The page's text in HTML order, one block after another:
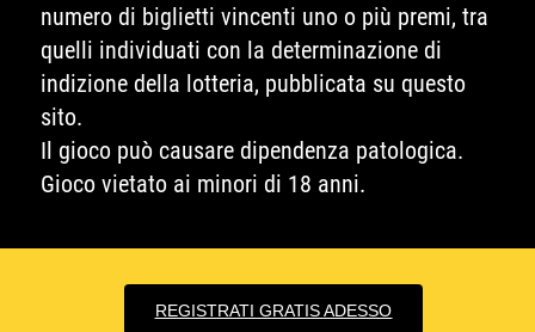
numero di biglietti vincenti uno o più premi, tra
quelli individuati con la determinazione di
indizione della lotteria, pubblicata su questo
sito.
Il gioco può causare dipendenza patologica.
Gioco vietato ai minori di 18 anni.
REGISTRATI GRATIS ADESSO